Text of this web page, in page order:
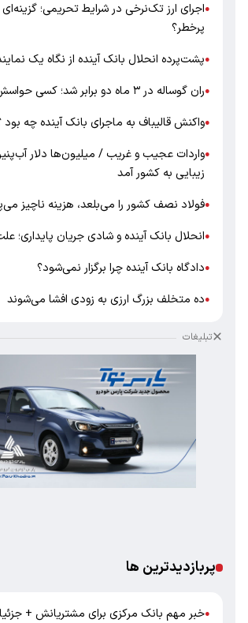
●اجرای ارز تک‌نرخی در شرایط تحریمی؛
پرخطر؟
●پشت‌پرده انحلال بانک آینده از نگاه یک
●ران گوساله در ۳ ماه دو برابر شد؛ کسی حواسش هست؟
●واکنش قالیباف به ماجرای بانک آینده چه بود
●واردات عجیب و غریب / میلیون‌ها دلار
زیبایی به کشور آمد
●فولاد نصف کشور را می‌بلعد، هزینه ناچیز
●انحلال بانک آینده و شادی جریان پایداری؛
●دادگاه بانک آینده چرا برگزار نمی‌شود؟
●ده متخلف بزرگ ارزی به زودی افشا می‌شوند
تبلیغات
پربازدیدترین ها
●خبر مهم بانک مرکزی برای مشتریانش +